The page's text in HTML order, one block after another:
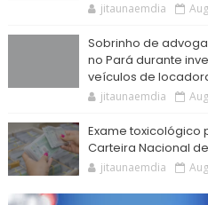
jitaunaemdia
Sobrinho de
no Pará durante
veículos de
jitaunaemdia
Exame toxicológico
Carteira Nacional
jitaunaemdia